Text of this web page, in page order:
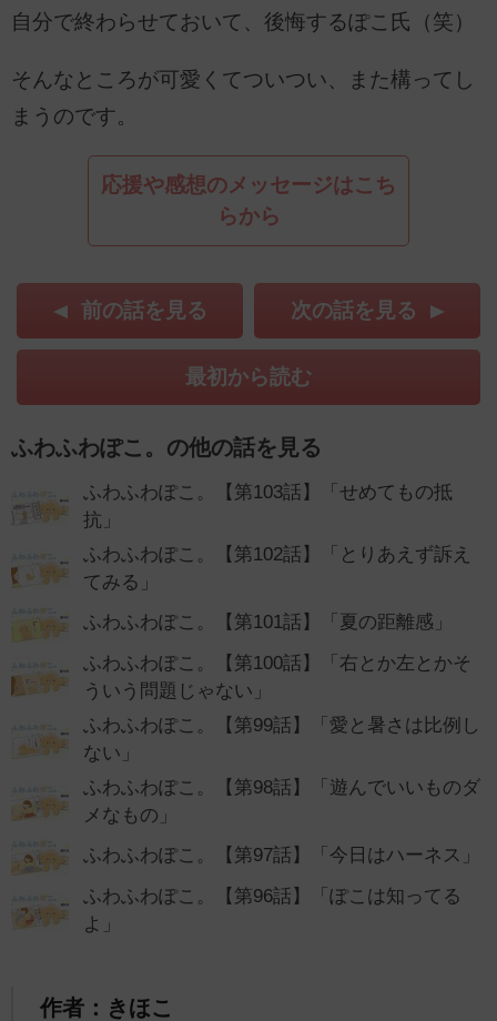
自分で終わらせておいて、後悔するぽこ氏（笑）
そんなところが可愛くてついつい、また構ってし
まうのです。
応援や感想のメッセージはこち
らから
前の話を見る 次の話を見る
最初から読む
ふわふわぽこ。の他の話を見る
ふわふわぽこ。【第103話】「せめてもの抵
抗」
ふわふわぽこ。【第102話】「とりあえず訴え
てみる」
ふわふわぽこ。【第101話】「夏の距離感」
ふわふわぽこ。【第100話】「右とか左とかそ
ういう問題じゃない」
ふわふわぽこ。【第99話】「愛と暑さは比例し
ない」
ふわふわぽこ。【第98話】「遊んでいいものダ
メなもの」
ふわふわぽこ。【第97話】「今日はハーネス」
ふわふわぽこ。【第96話】「ぽこは知ってる
よ」
作者：きほこ